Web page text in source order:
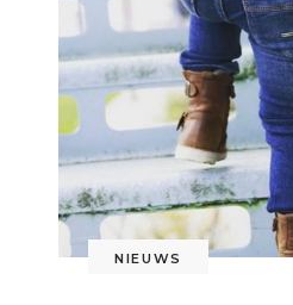
NIEUWS